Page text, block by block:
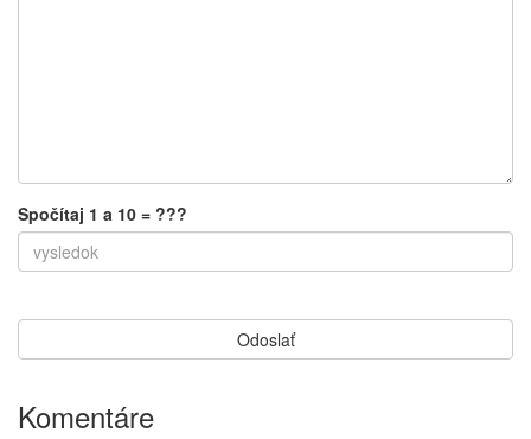
Spočítaj 1 a 10 = ???
Komentáre